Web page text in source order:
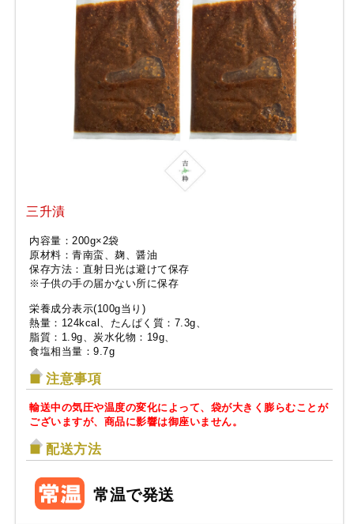
三升漬
内容量：200g×2袋
原材料：青南蛮、麹、醤油
保存方法：直射日光は避けて保存
※子供の手の届かない所に保存
栄養成分表示(100g当り)
熱量：124kcal、たんぱく質：7.3g、
脂質：1.9g、炭水化物：19g、
食塩相当量：9.7g
注意事項
輸送中の気圧や温度の変化によって、袋が大きく膨らむことが
ございますが、商品に影響は御座いません。
配送方法
常温で発送